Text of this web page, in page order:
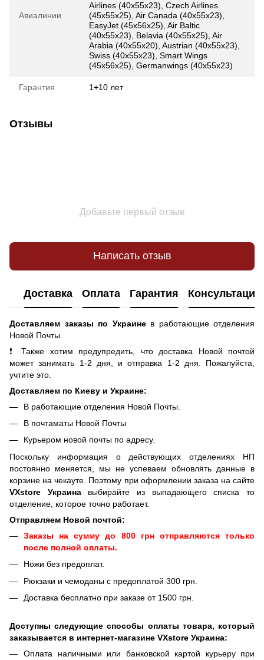
Авиалинии
Airlines (40x55x23), Czech Airlines
(45x55x25), Air Canada (40x55x23),
EasyJet (45х56х25), Air Baltic
(40x55x23), Belavia (40х55х25), Air
Arabia (40х55х20), Austrian (40x55x23),
Swiss (40x55x23), Smart Wings
(45x56x25), Germanwings (40x55x23)
Гарантия 1+10 лет
Отзывы
Добавьте первый отзыв
Написать отзыв
Доставка Оплата Гарантия Консультация
Доставляем заказы по Украине в работающие отделения
Новой Почты.
❗ Также хотим предупредить, что доставка Новой почтой
может занимать 1-2 дня, и отправка 1-2 дня. Пожалуйста,
учтите это.
Доставляем по Киеву и Украине:
В работающие отделения Новой Почты.
В почтаматы Новой Почты
Курьером новой почты по адресу.
Поскольку информация о действующих отделениях НП
постоянно меняется, мы не успеваем обновлять данные в
корзине на чекауте. Поэтому при оформлении заказа на сайте
VXstore Украинавыбирайте из выпадающего списка то
отделение, которое точно работает.
Отправляем Новой почтой:
Заказы на сумму до 800 грн отправляются только
после полной оплаты.
Ножи без предоплат.
Рюкзаки и чемоданы с предоплатой 300 грн.
Доставка бесплатно при заказе от 1500 грн.
Доступны следующие способы оплаты товара, который
заказывается в интернет-магазине VXstore Украина:
Оплата наличными или банковской картой курьеру при